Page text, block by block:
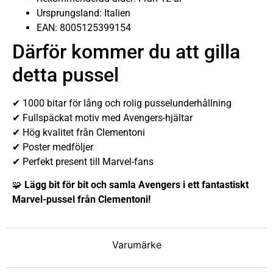
Varumärke
Ursprungsland: Italien
EAN: 8005125399154
Därför kommer du att gilla
detta pussel
✔ 1000 bitar för lång och rolig pusselunderhållning
✔ Fullspäckat motiv med Avengers-hjältar
✔ Hög kvalitet från Clementoni
✔ Poster medföljer
✔ Perfekt present till Marvel-fans
🧩 Lägg bit för bit och samla Avengers i ett fantastiskt
Marvel-pussel från Clementoni!